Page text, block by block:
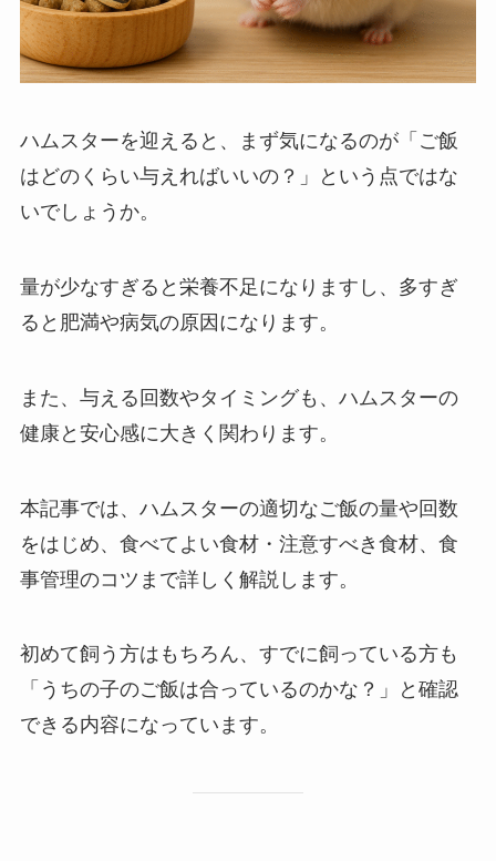
ハムスターを迎えると、まず気になるのが「ご飯
はどのくらい与えればいいの？」という点ではな
いでしょうか。
量が少なすぎると栄養不足になりますし、多すぎ
ると肥満や病気の原因になります。
また、与える回数やタイミングも、ハムスターの
健康と安心感に大きく関わります。
本記事では、ハムスターの適切なご飯の量や回数
をはじめ、食べてよい食材・注意すべき食材、食
事管理のコツまで詳しく解説します。
初めて飼う方はもちろん、すでに飼っている方も
「うちの子のご飯は合っているのかな？」と確認
できる内容になっています。